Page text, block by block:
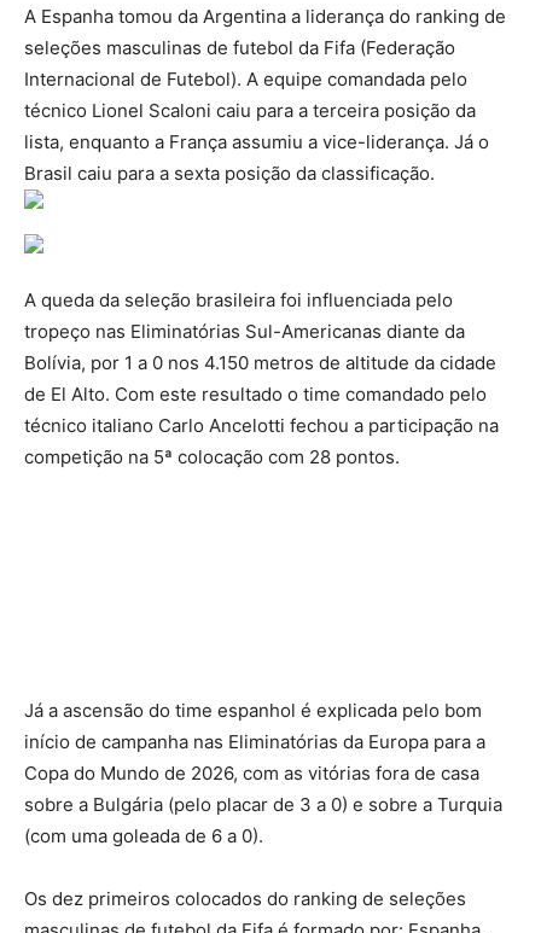
A Espanha tomou da Argentina a liderança do ranking de
seleções masculinas de futebol da Fifa (Federação
Internacional de Futebol). A equipe comandada pelo
técnico Lionel Scaloni caiu para a terceira posição da
lista, enquanto a França assumiu a vice-liderança. Já o
Brasil caiu para a sexta posição da classificação.
A queda da seleção brasileira foi influenciada pelo
tropeço nas Eliminatórias Sul-Americanas diante da
Bolívia, por 1 a 0 nos 4.150 metros de altitude da cidade
de El Alto. Com este resultado o time comandado pelo
técnico italiano Carlo Ancelotti fechou a participação na
competição na 5ª colocação com 28 pontos.
Já a ascensão do time espanhol é explicada pelo bom
início de campanha nas Eliminatórias da Europa para a
Copa do Mundo de 2026, com as vitórias fora de casa
sobre a Bulgária (pelo placar de 3 a 0) e sobre a Turquia
(com uma goleada de 6 a 0).
Os dez primeiros colocados do ranking de seleções